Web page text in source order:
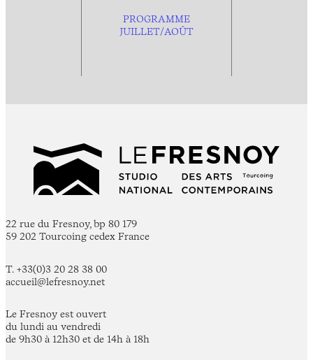
PROGRAMME
JUILLET/AOÛT
22 rue du Fresnoy, bp 80 179
59 202 Tourcoing cedex France
T. +33(0)3 20 28 38 00
accueil@lefresnoy.net
Le Fresnoy est ouvert
du lundi au vendredi
de 9h30 à 12h30 et de 14h à 18h